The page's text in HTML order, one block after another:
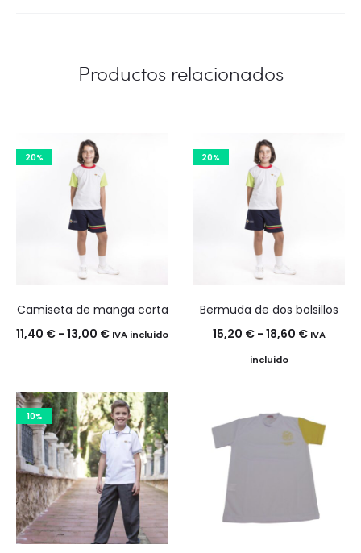
Productos relacionados
20%
Camiseta de manga corta
11,40 € - 13,00 €Rango
desde
11,40 €
hasta
13,00 €
IVA incluido
20%
Bermuda de dos bolsillos
15,20 € - 18,60 €Rango
15,20 €
hasta
18,60 €
IVA
incluido
10%